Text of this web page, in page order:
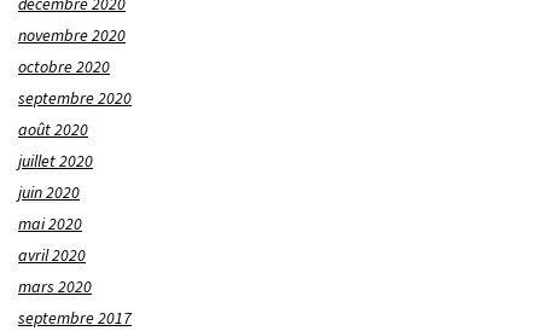
novembre 2020
octobre 2020
septembre 2020
août 2020
juillet 2020
juin 2020
mai 2020
avril 2020
mars 2020
septembre 2017